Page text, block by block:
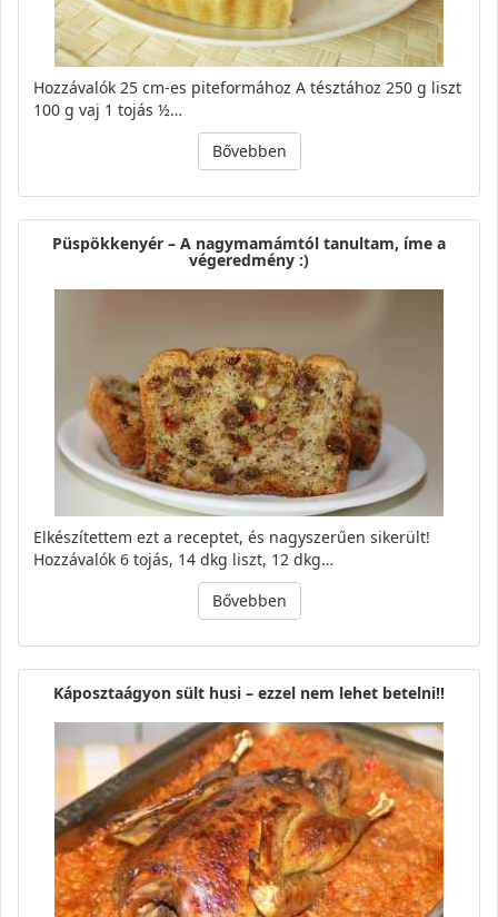
Hozzávalók 25 cm-es piteformához A tésztához 250 g liszt
100 g vaj 1 tojás ½…
Bővebben
Püspökkenyér – A nagymamámtól tanultam, íme a
végeredmény :)
Elkészítettem ezt a receptet, és nagyszerűen sikerült!
Hozzávalók 6 tojás, 14 dkg liszt, 12 dkg…
Bővebben
Káposztaágyon sült husi – ezzel nem lehet betelni!!